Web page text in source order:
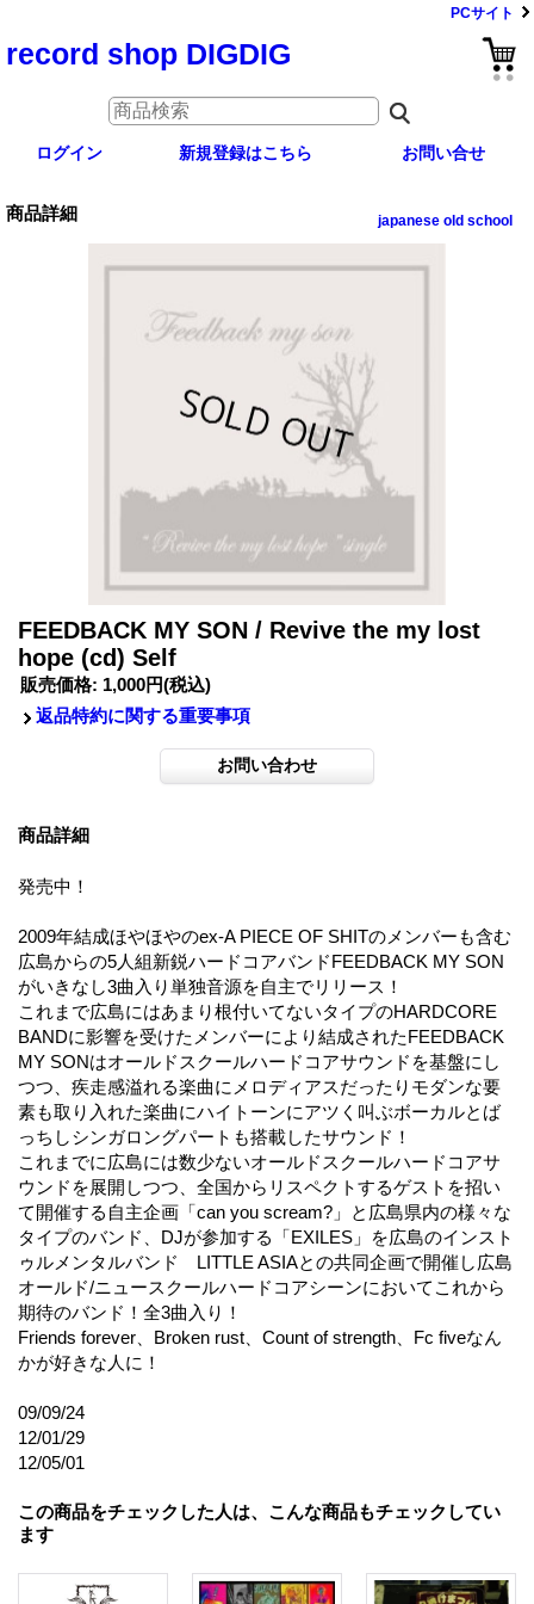
PCサイト
record shop DIGDIG
ログイン 新規登録はこちら お問い合せ
商品詳細 japanese old school
FEEDBACK MY SON / Revive the my lost
hope (cd) Self
販売価格: 1,000円(税込)
返品特約に関する重要事項
商品詳細
発売中！
2009年結成ほやほやのex-A PIECE OF SHITのメンバーも含む
広島からの5人組新鋭ハードコアバンドFEEDBACK MY SON
がいきなし3曲入り単独音源を自主でリリース！
これまで広島にはあまり根付いてないタイプのHARDCORE
BANDに影響を受けたメンバーにより結成されたFEEDBACK
MY SONはオールドスクールハードコアサウンドを基盤にし
つつ、疾走感溢れる楽曲にメロディアスだったりモダンな要
素も取り入れた楽曲にハイトーンにアツく叫ぶボーカルとば
っちしシンガロングパートも搭載したサウンド！
これまでに広島には数少ないオールドスクールハードコアサ
ウンドを展開しつつ、全国からリスペクトするゲストを招い
て開催する自主企画「can you scream?」と広島県内の様々な
タイプのバンド、DJが参加する「EXILES」を広島のインスト
ゥルメンタルバンド LITTLE ASIAとの共同企画で開催し広島
オールド/ニュースクールハードコアシーンにおいてこれから
期待のバンド！全3曲入り！
Friends forever、Broken rust、Count of strength、Fc fiveなん
かが好きな人に！
09/09/24
12/01/29
12/05/01
この商品をチェックした人は、こんな商品もチェックしてい
ます